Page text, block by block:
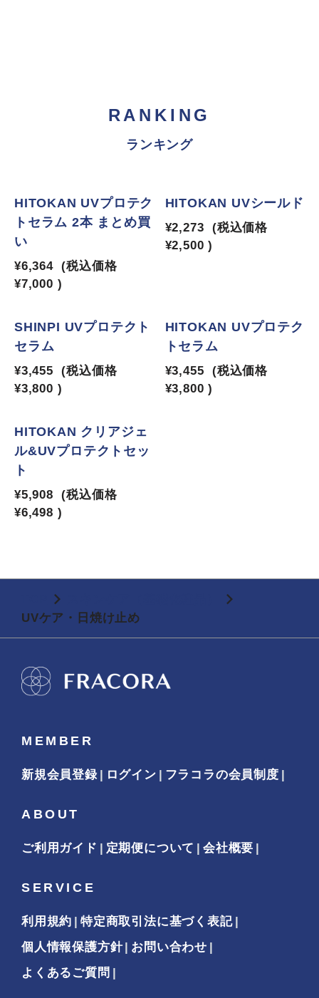
RANKING
ランキング
HITOKAN UVプロテク
トセラム 2本 まとめ買
い
¥6,364 (税込価格
¥7,000 )
HITOKAN UVシールド
¥2,273
(税込価格
¥2,500 )
SHINPI UVプロテクト
セラム
¥3,455
(税込価格
¥3,800 )
HITOKAN UVプロテク
トセラム
¥3,455
(税込価格
¥3,800 )
HITOKAN クリアジェ
ル&UVプロテクトセッ
ト
¥5,908
(税込価格
¥6,498 )
UVケア・日焼け止め
MEMBER
新規会員登録 ログイン フラコラの会員制度
ABOUT
ご利用ガイド 定期便について 会社概要
SERVICE
利用規約
特定商取引法に基づく表記
個人情報保護方針
お問い合わせ
よくあるご質問